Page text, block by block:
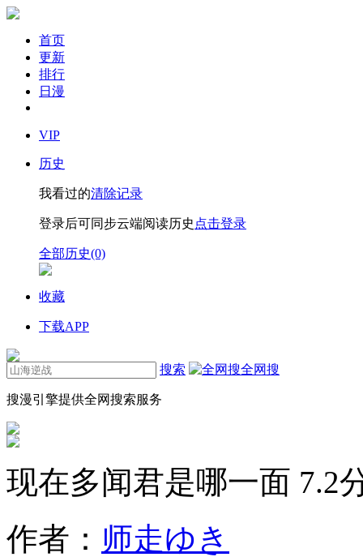
首页
更新
排行
日漫
VIP
历史
我看过的清除记录
登录后可同步云端阅读历史 点击登录
全部历史(0)
收藏
下载APP
搜索 全网搜
搜漫引擎提供全网搜索服务
现在多闻君是哪一面 7.2
作者： 师走ゆき